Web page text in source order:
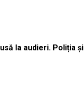
la audieri. Poliția și